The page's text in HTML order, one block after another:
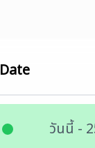
Date
วันนี้ -